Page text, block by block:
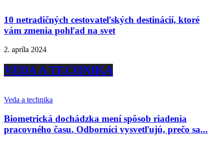
10 netradičných cestovateľských destinácií, ktoré
vám zmenia pohľad na svet
2. apríla 2024
VEDA A TECHNIKA
Veda a technika
Biometrická dochádzka mení spôsob riadenia
pracovného času. Odborníci vysvetľujú, prečo sa...